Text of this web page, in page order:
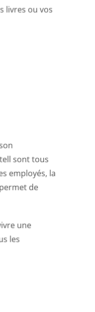
livres ou vos
sont tous
employés, la
de
une
les